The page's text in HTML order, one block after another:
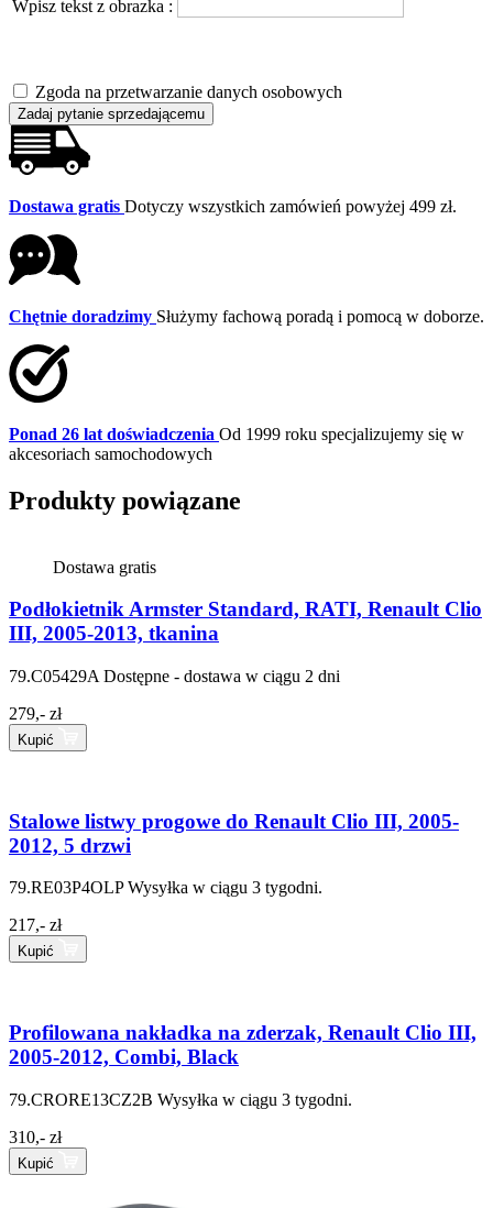
Wpisz tekst z obrazka :
Zgoda na przetwarzanie danych osobowych
Zadaj pytanie sprzedającemu
Dostawa gratis Dotyczy wszystkich zamówień powyżej 499 zł.
Chętnie doradzimy Służymy fachową poradą i pomocą w doborze.
Ponad 26 lat doświadczenia Od 1999 roku specjalizujemy się w
akcesoriach samochodowych
Produkty powiązane
Dostawa gratis
Podłokietnik Armster Standard, RATI, Renault Clio
III, 2005-2013, tkanina
79.C05429A Dostępne - dostawa w ciągu 2 dni
279,- zł
Kupić
Stalowe listwy progowe do Renault Clio III, 2005-
2012, 5 drzwi
79.RE03P4OLP Wysyłka w ciągu 3 tygodni.
217,- zł
Kupić
Profilowana nakładka na zderzak, Renault Clio III,
2005-2012, Combi, Black
79.CRORE13CZ2B Wysyłka w ciągu 3 tygodni.
310,- zł
Kupić